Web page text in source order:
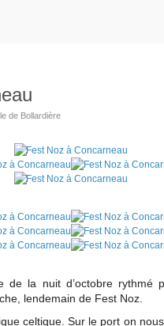
de Bollardière
de la nuit d’octobre rythmé
lendemain de Fest Noz.
celtique. Sur le port on